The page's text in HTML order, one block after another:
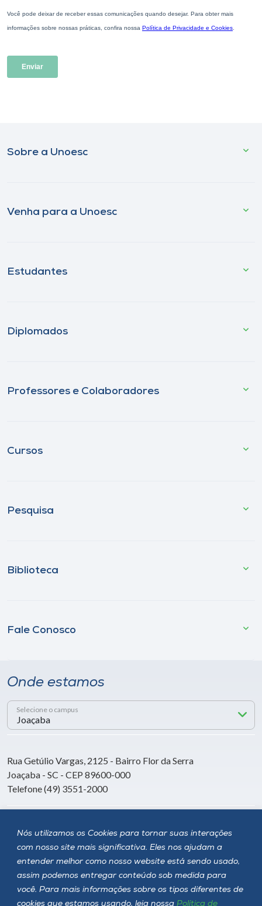
Nós utilizamos os Cookies para tornar suas interações
com nosso site mais significativa. Eles nos ajudam a
entender melhor como nosso website está sendo usado,
assim podemos entregar conteúdo sob medida para
você. Para mais informações sobre os tipos diferentes de
cookies que estamos usando, leia nossa Política de
Sobre a Unoesc
Venha para a Unoesc
Estudantes
Diplomados
Professores e Colaboradores
Cursos
Pesquisa
Biblioteca
Fale Conosco
Onde estamos
Selecione o campus
Rua Getúlio Vargas, 2125 - Bairro Flor da Serra
Joaçaba - SC - CEP 89600-000
Telefone (49) 3551-2000
Siga a Unoesc